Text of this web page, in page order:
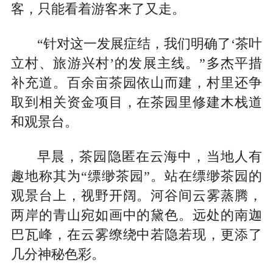
客，只能看着游客来了又走。
“针对这一发展症结，我们明确了‘茶叶
立村、旅游兴村’的发展主线。”多杰平措
补充道。百余亩茶园依山而建，村里还争
取到相关资金项目，在茶园里修建木栈道
和观景台。
早晨，茶园隐匿在云海中，当地人有
趣地称其为“缥缈茶园”。站在缥缈茶园的
观景台上，视野开阔。河谷间云雾蒸腾，
两岸的青山宛如画中的黛色。远处的南迦
巴瓦峰，在云雾缭绕中若隐若现，更添了
几分神秘色彩。